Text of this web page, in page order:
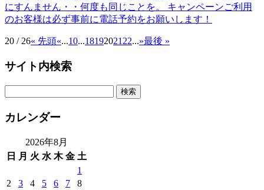
にすんません・・何度も同じことを。 キャンペーンご利用
のお客様は必ず事前に電話予約をお願いします！
20 / 26« 先頭«...10...18192021 22...»最後 »
サイト内検索
カレンダー
2026年8月
日
月 火 水 木 金 土
1
2
3 4 5 6 7
8